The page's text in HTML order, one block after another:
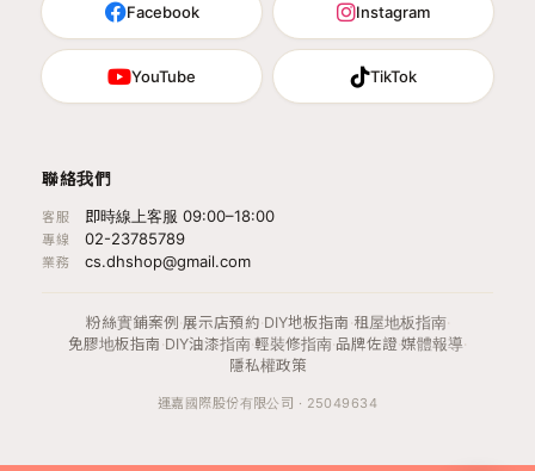
Facebook Instagram
YouTube TikTok
聯絡我們
客服 即時線上客服 09:00–18:00
專線 02-23785789
業務 cs.dhshop@gmail.com
粉絲實鋪案例 ·展示店預約·DIY地板指南 ·租屋地板指南·
免膠地板指南 ·DIY油漆指南·輕裝修指南·品牌佐證·媒體報導·
隱私權政策
運嘉國際股份有限公司 · 25049634